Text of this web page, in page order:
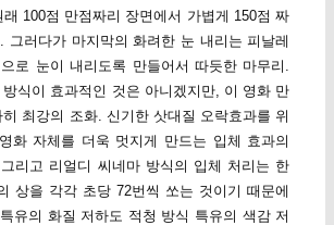
100점 만점짜리 장면에서 가볍게 150점 짜
그러다가 마지막의 화려한 눈 내리는 피날레
로 눈이 내리도록 만들어서 따듯한 마무리.
식이 효과적인 것은 아니겠지만, 이 영화 만
최강의 조화. 신기한 삿대질 오락효과를 위
화 자체를 더욱 멋지게 만드는 입체 효과의
리고 리얼디 씨네마 방식의 입체 처리는 한
상을 각각 초당 72번씩 쏘는 것이기 때문에
유의 화질 저하도 적청 방식 특유의 색감 저